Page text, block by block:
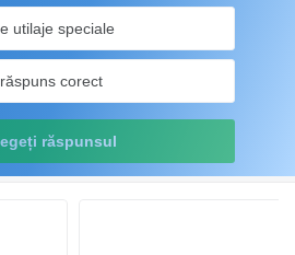
utilaje speciale
corect
răspunsul